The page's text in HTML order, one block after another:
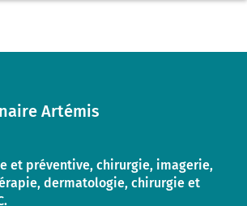
Artémis
et préventive, chirurgie, imagerie,
dermatologie, chirurgie et